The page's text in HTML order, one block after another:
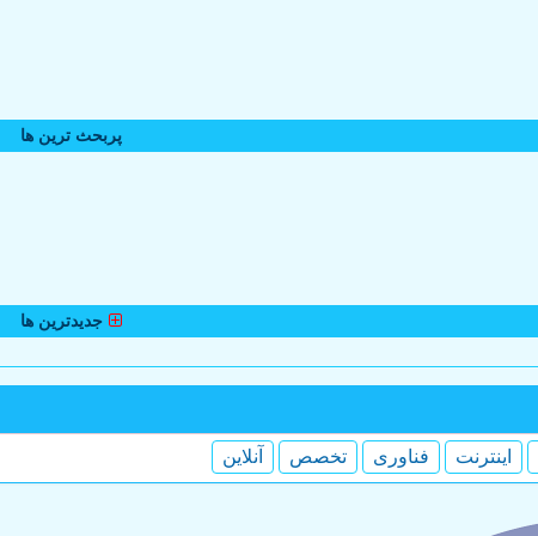
پربحث ترین ها
جدیدترین ها
اینترنت فناوری تخصص آنلاین